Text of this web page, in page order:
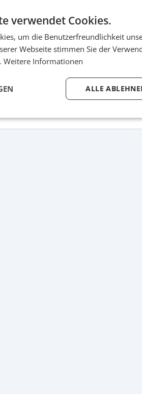
verwendet Cookies.
um die Benutzerfreundlichkeit
Webseite stimmen Sie der
Weitere Informationen
ALLE